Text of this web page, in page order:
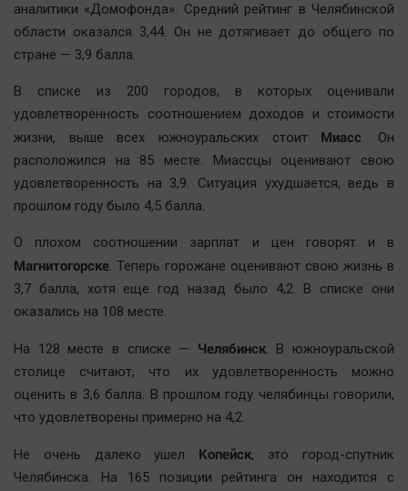
Здоровье
Мнения
Технологии
Отраслевые темы
Образование
Автомобили
XX век: криминальные уроки
Банки
Медиаграмотность
Медицина
Новости компаний
Прогулки по городу Ч
аналитики «Домофонда». Средний рейтинг в Челябинской
области оказался 3,44. Он не дотягивает до общего по
стране — 3,9 балла.
В списке из 200 городов, в которых оценивали
удовлетворенность соотношением доходов и стоимости
жизни, выше всех южноуральских стоит Миасс. Он
расположился на 85 месте. Миассцы оценивают свою
удовлетворенность на 3,9. Ситуация ухудшается, ведь в
прошлом году было 4,5 балла.
О плохом соотношении зарплат и цен говорят и в
Магнитогорске. Теперь горожане оценивают свою жизнь в
3,7 балла, хотя еще год назад было 4,2. В списке они
оказались на 108 месте.
На 128 месте в списке — Челябинск. В южноуральской
столице считают, что их удовлетворенность можно
оценить в 3,6 балла. В прошлом году челябинцы говорили,
что удовлетворены примерно на 4,2.
Не очень далеко ушел Копейск, это город-спутник
Челябинска. На 165 позиции рейтинга он находится с